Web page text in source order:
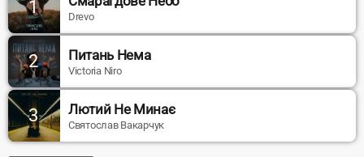
1 Drevo
2 Питань Нема
Victoria Niro
3 Лютий Не Минає
Святослав Вакарчук